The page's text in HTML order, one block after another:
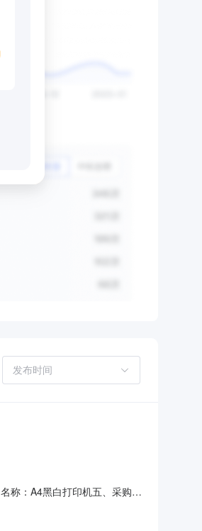
称：A4黑白打印机五、采购预